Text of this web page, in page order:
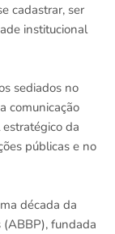
cadastrar, ser
institucional
sediados no
comunicação
da
públicas e no
década da
(ABBP), fundada